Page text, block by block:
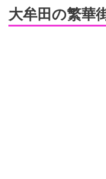
大牟田の繁華